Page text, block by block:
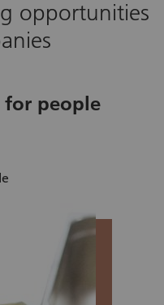
opportunities
for people